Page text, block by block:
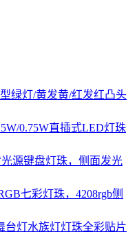
绿灯/黄发黄/红发红凸头
0.75W直插式LED灯珠
源键盘灯珠，侧面发光
七彩灯珠，4208rgb侧
台灯水族灯灯珠全彩贴片